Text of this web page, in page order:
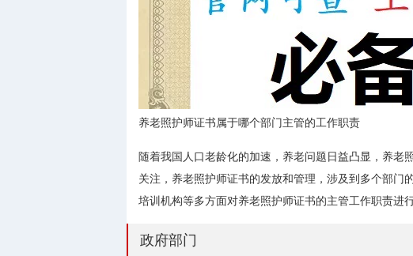
养老照护师证书属于哪个部门主管的工作职责
随着我国人口老龄化的加速，养老问题日益凸显，养老
关注，养老照护师证书的发放和管理，涉及到多个部门
培训机构等多方面对养老照护师证书的主管工作职责进行
政府部门